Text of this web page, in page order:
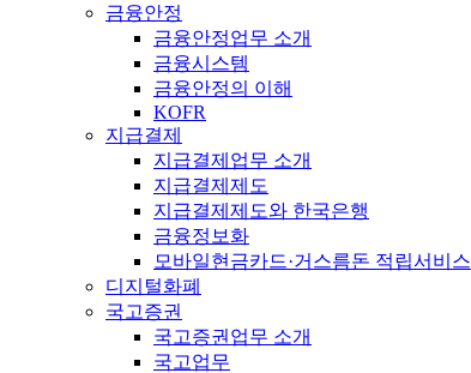
금융안정
금융안정업무 소개
금융시스템
금융안정의 이해
KOFR
지급결제
지급결제업무 소개
지급결제제도
지급결제제도와 한국은행
금융정보화
모바일현금카드·거스름돈 적립서비스
디지털화폐
국고증권
국고증권업무 소개
국고업무